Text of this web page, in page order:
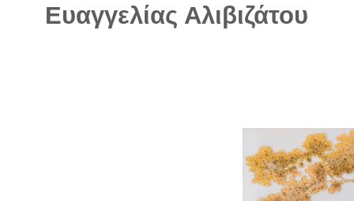
Ευαγγελίας Αλιβιζάτου